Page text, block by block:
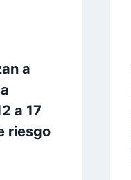
a
a 17
riesgo